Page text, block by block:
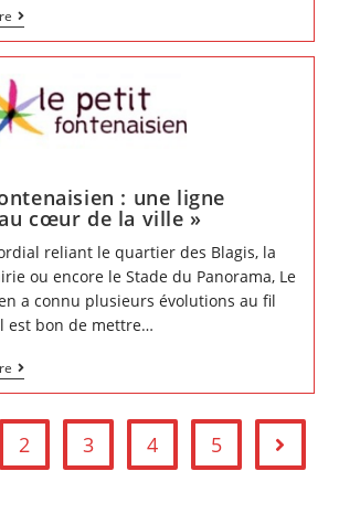
CP:
Fermeture
du
cinéma
du
théâtre
pour
travaux:
transparence
préoccupant
: une ligne
cœur de la ville »
reliant le quartier des Blagis, la
ou encore le Stade du Panorama, Le
a connu plusieurs évolutions au fil
est bon de mettre…
«
Le
Petit
:
une
ligne
essentielle
2 3 4 5 Go to